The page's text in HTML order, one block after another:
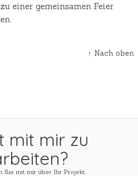
einer gemeinsamen Feier
↑ Nach oben
mit mir zu
Sie mit mir über Ihr Projekt.